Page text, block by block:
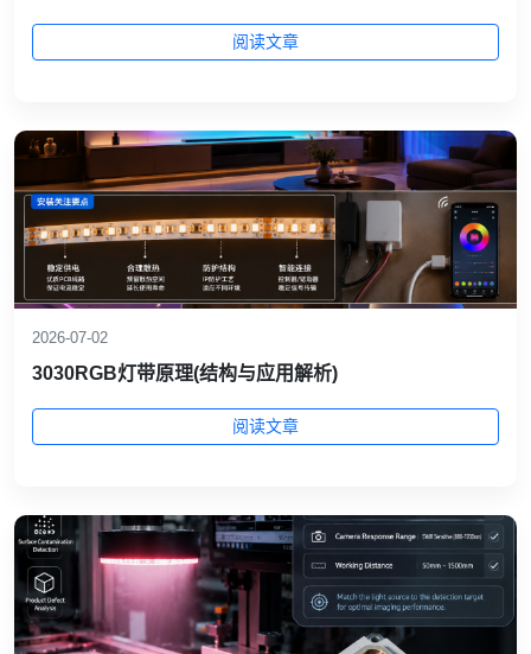
阅读文章
2026-07-02
3030RGB灯带原理(结构与应用解析)
阅读文章